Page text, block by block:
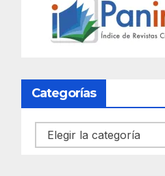
Categorías
Categorías